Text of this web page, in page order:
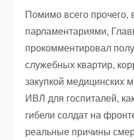
Помимо всего прочего,
парламентариями,
прокомментировал
служебных квартир,
закупкой медицинских
ИВЛ для госпиталей,
гибели солдат на
реальные причины